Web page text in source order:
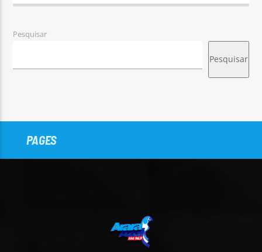
Pesquisar
Pesquisar
PAGES